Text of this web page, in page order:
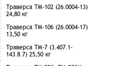
Траверса ТМ-102 (26.0004-13)
24,80 кг
Траверса ТМ-106 (26.0004-17)
13,50 кг
Траверса ТМ-7 (3.407.1-
143.8.7) 25,50 кг